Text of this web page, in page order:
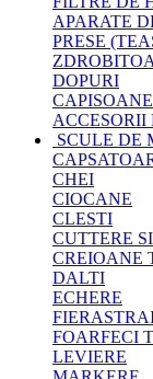
APARATE
PRESE
DOPURI
CAPISOANE
ACCESORII
SCULE DE
CHEI
CIOCANE
CLESTI
CUTTERE
CREIOANE
DALTI
ECHERE
FOARFECI
LEVIERE